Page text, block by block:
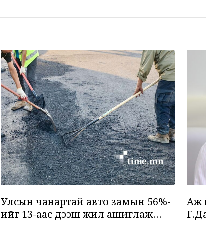
Улсын чанартай авто замын 56%-
ийг 13-аас дээш жил ашиглаж
Аж